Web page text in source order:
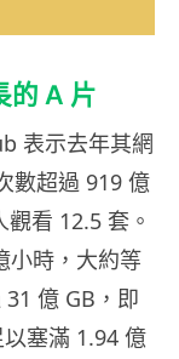
的 A 片
表示去年其網
數超過 919 億
看 12.5 套。
小時，大約等
億 GB，即
塞滿 1.94 億